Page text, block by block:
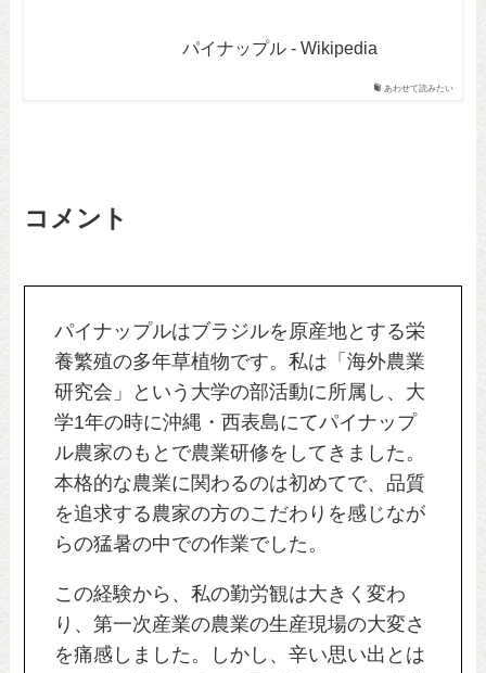
あわせて読みたい
パイナップル - Wikipedia
コメント
パイナップルはブラジルを原産地とする栄
養繁殖の多年草植物です。私は「海外農業
研究会」という大学の部活動に所属し、大
学1年の時に沖縄・西表島にてパイナップ
ル農家のもとで農業研修をしてきました。
本格的な農業に関わるのは初めてで、品質
を追求する農家の方のこだわりを感じなが
らの猛暑の中での作業でした。
この経験から、私の勤労観は大きく変わ
り、第一次産業の農業の生産現場の大変さ
を痛感しました。しかし、辛い思い出とは